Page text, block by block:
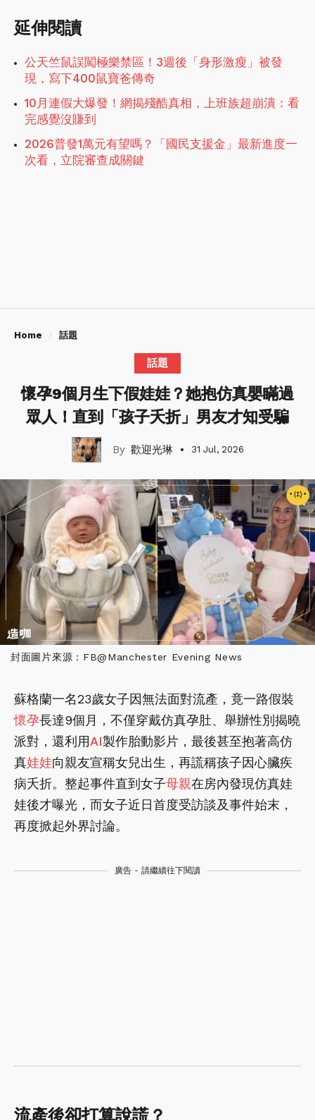
延伸閱讀
公天竺鼠誤闖極樂禁區！3週後「身形激瘦」被發
現，寫下400鼠寶爸傳奇
10月連假大爆發！網揭殘酷真相，上班族超崩潰：看
完感覺沒賺到
2026普發1萬元有望嗎？「國民支援金」最新進度一
次看，立院審查成關鍵
Home 話題
話題
懷孕9個月生下假娃娃？她抱仿真嬰瞞過
眾人！直到「孩子夭折」男友才知受騙
歡迎光琳 31 Jul, 2026
封面圖片來源：FB@Manchester Evening News
蘇格蘭一名23歲女子因無法面對流產，竟一路假裝
懷孕長達9個月，不僅穿戴仿真孕肚、舉辦性別揭曉
派對，還利用AI製作胎動影片，最後甚至抱著高仿
真娃娃向親友宣稱女兒出生，再謊稱孩子因心臟疾
病夭折。整起事件直到女子母親在房內發現仿真娃
娃後才曝光，而女子近日首度受訪談及事件始末，
再度掀起外界討論。
廣告 - 請繼續往下閱讀
流產後卻打算說謊？